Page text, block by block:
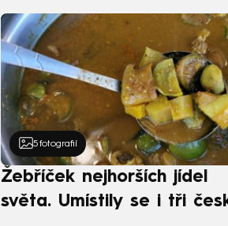
5 fotografií
Žebříček nejhorších jídel
světa. Umístily se i tři